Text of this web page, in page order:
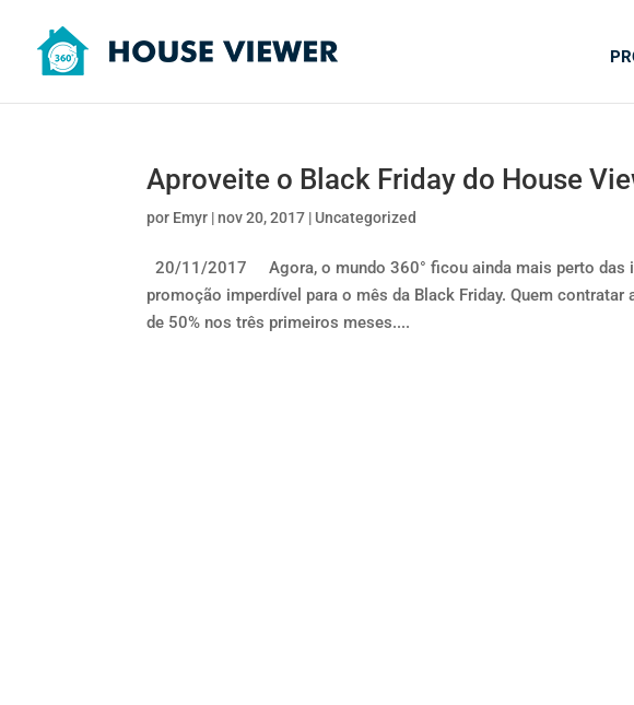
Aproveite o Black Friday do House
por Emyr |nov 20, 2017 | Uncategorized
20/11/2017 Agora, o mundo 360° ficou ainda mais perto das
promoção imperdível para o mês da Black Friday. Quem
de 50% nos três primeiros meses....